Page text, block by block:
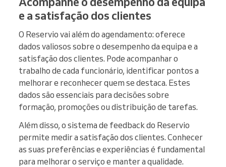
e a satisfação dos clientes
O Reservio vai além do agendamento: oferece
dados valiosos sobre o desempenho da equipa e a
satisfação dos clientes. Pode acompanhar o
trabalho de cada funcionário, identificar pontos a
melhorar e reconhecer quem se destaca. Estes
dados são essenciais para decisões sobre
formação, promoções ou distribuição de tarefas.
Além disso, o sistema de feedback do Reservio
permite medir a satisfação dos clientes. Conhecer
as suas preferências e experiências é fundamental
para melhorar o serviço e manter a qualidade.